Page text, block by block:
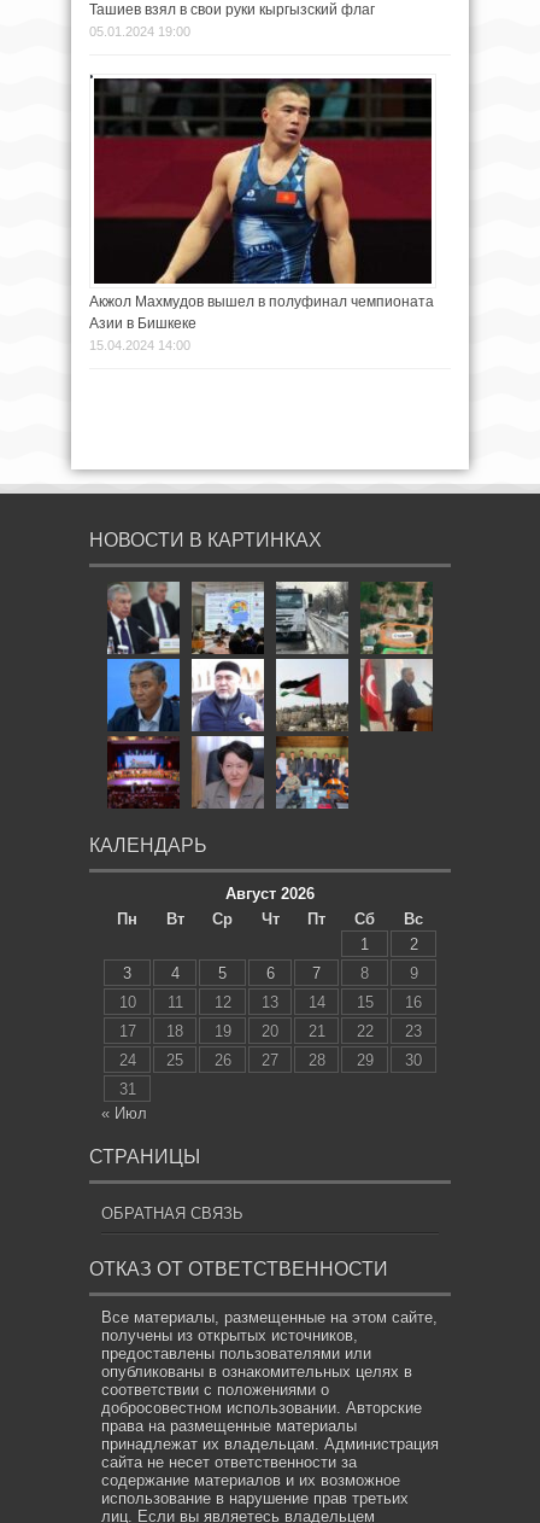
Ташиев взял в свои руки кыргызский флаг
05.01.2024 19:00
Акжол Махмудов вышел в полуфинал чемпионата
Азии в Бишкеке
15.04.2024 14:00
НОВОСТИ В КАРТИНКАХ
КАЛЕНДАРЬ
Август 2026
Пн
Вт Ср Чт Пт Сб
Вс
1
2
3
4 5 6 7 8
9
10
11 12 13 14 15
16
17
18 19 20 21 22
23
24
25 26 27 28 29
30
31
« Июл
СТРАНИЦЫ
ОБРАТНАЯ СВЯЗЬ
ОТКАЗ ОТ ОТВЕТСТВЕННОСТИ
Все материалы, размещенные на этом сайте,
получены из открытых источников,
предоставлены пользователями или
опубликованы в ознакомительных целях в
соответствии с положениями о
добросовестном использовании. Авторские
права на размещенные материалы
принадлежат их владельцам. Администрация
сайта не несет ответственности за
содержание материалов и их возможное
использование в нарушение прав третьих
лиц. Если вы являетесь владельцем